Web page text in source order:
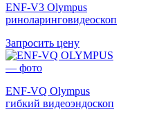
ENF-V3 Olympus
риноларинговидеоскоп
Запросить цену
ENF-VQ Olympus
гибкий видеоэндоскоп